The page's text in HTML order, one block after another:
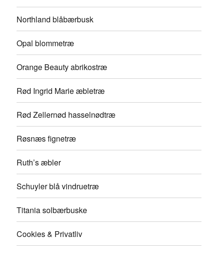
Northland blåbærbusk
Opal blommetræ
Orange Beauty abrikostræ
Rød Ingrid Marie æbletræ
Rød Zellernød hasselnødtræ
Røsnæs fignetræ
Ruth’s æbler
Schuyler blå vindruetræ
Titania solbærbuske
Cookies & Privatliv